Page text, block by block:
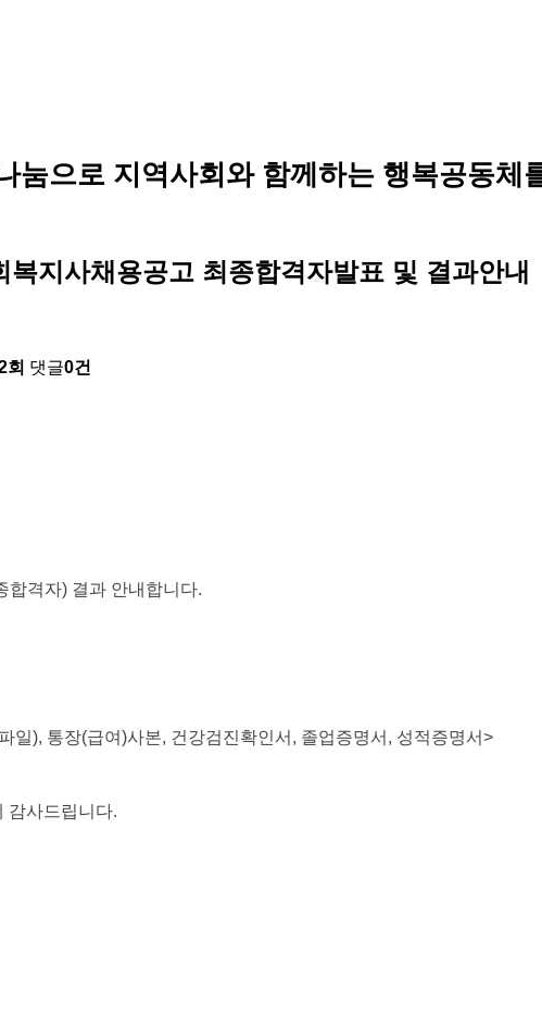
눔으로 지역사회와 함께하는 행복공동체
지사채용공고 최종합격자발표 및 결과안내
회 댓글0건
합격자) 결과 안내합니다.
파일), 통장(급여)사본, 건강검진확인서 , 졸업증명서, 성적증명서>
감사드립니다.